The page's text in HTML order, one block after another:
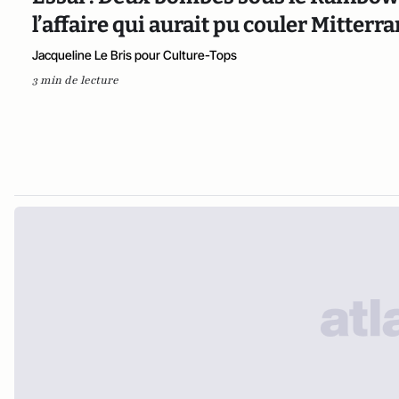
l’affaire qui aurait pu couler
Jacqueline Le Bris pour Culture-Tops
3 min de lecture